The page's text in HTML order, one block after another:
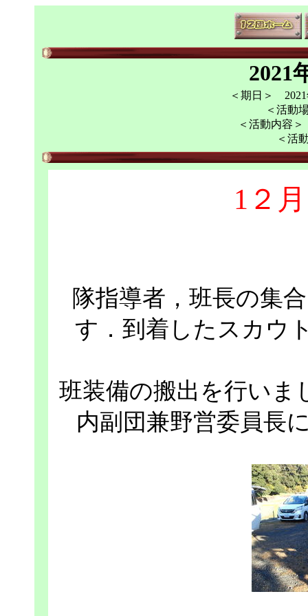
2021
＜期日＞ 2021
＜活動
＜活動内容
＜活
1２
隊指導者，班長の集
す．到着したスカウ
班装備の搬出を行いま
内副団兼野営委員長